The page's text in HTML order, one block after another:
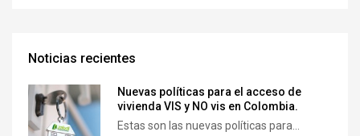
Noticias recientes
Nuevas políticas para el acceso de
vivienda VIS y NO vis en Colombia.
Estas son las nuevas políticas para...